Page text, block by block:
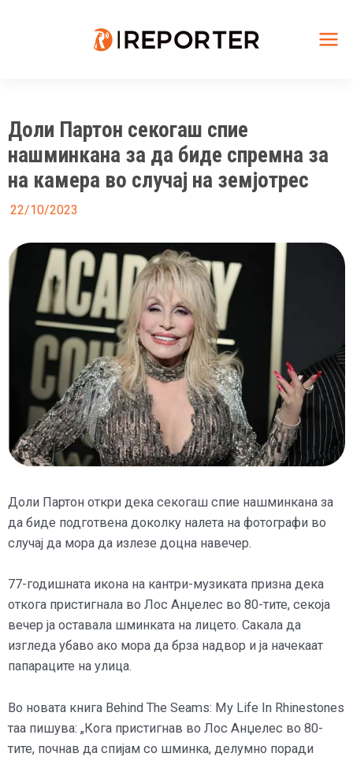
Доли Партон секогаш спие
нашминкана за да биде спремна за
на камера во случај на земјотрес
22/10/2023
Доли Партон откри дека секогаш спие нашминкана за
да биде подготвена доколку налета на фотографи во
случај да мора да излезе доцна навечер.
77-годишната икона на кантри-музиката призна дека
откога пристигнала во Лос Анџелес во 80-тите, секоја
вечер ја оставала шминката на лицето. Сакала да
изгледа убаво ако мора да брза надвор и ја начекаат
папараците на улица.
Во новата книга Behind The Seams: My Life In Rhinestones
таа пишува: „Кога пристигнав во Лос Анџелес во 80-
тите, почнав да спијам со шминка, делумно поради